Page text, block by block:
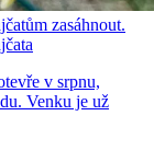
zasáhnout.
v srpnu,
Venku je už